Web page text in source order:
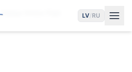
LV/RU
Sajūga Maiņa Rīgā